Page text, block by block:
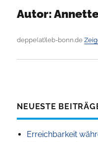
Autor:
deppe(at)leb-bonn.de
NEUESTE
Erreichbarkeit